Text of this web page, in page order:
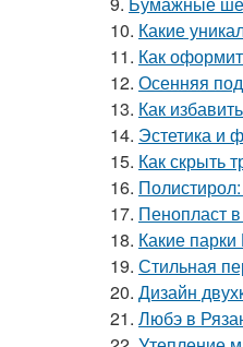
10. Какие
11. Как
12. Осенняя
13. Как
14. Эстетика и
15. Как скрыть
16.
17. Пенопласт
18. Какие
19. Стильная
20. Дизайн
21. Любэ в